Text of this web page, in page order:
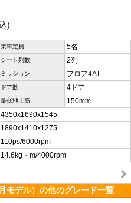
)
乗車定員 5名
シート列数 2列
ミッション フロア4AT
ドア数 4ドア
最低地上高 150mm
4350x1690x1545
1890x1410x1275
110ps/6000rpm
14.6kg・m/4000rpm
モデル）の他のグレード一覧